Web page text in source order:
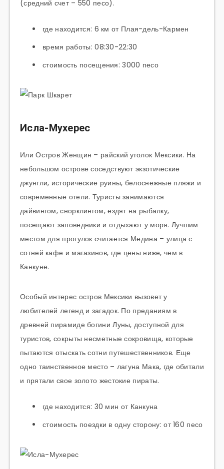
(средний счет – 550 песо).
где находится: 6 км от Плая-дель-Кармен
время работы: 08:30-22:30
стоимость посещения: 3000 песо
Исла-Мухерес
Или Остров Женщин – райский уголок Мексики. На
небольшом острове соседствуют экзотические
джунгли, исторические руины, белоснежные пляжи и
современные отели. Туристы занимаются
дайвингом, снорклингом, ездят на рыбалку,
посещают заповедники и отдыхают у моря. Лучшим
местом для прогулок считается Медина – улица с
сотней кафе и магазинов, где цены ниже, чем в
Канкуне.
Особый интерес остров Мексики вызовет у
любителей легенд и загадок. По преданиям в
древней пирамиде богини Луны, доступной для
туристов, сокрыты несметные сокровища, которые
пытаются отыскать сотни путешественников. Еще
одно таинственное место – лагуна Мака, где обитали
и прятали свое золото жестокие пираты.
где находится: 30 мин от Канкуна
стоимость поездки в одну сторону: от 160 песо